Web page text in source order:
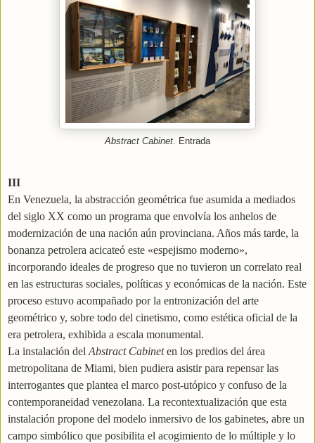
Abstract Cabinet. Entrada
III
En Venezuela, la abstracción geométrica fue asumida a mediados
del siglo XX como un programa que envolvía los anhelos de
modernización de una nación aún provinciana. Años más tarde, la
bonanza petrolera acicateó este «espejismo moderno»,
incorporando ideales de progreso que no tuvieron un correlato real
en las estructuras sociales, políticas y económicas de la nación. Este
proceso estuvo acompañado por la entronización del arte
geométrico y, sobre todo del cinetismo, como estética oficial de la
era petrolera, exhibida a escala monumental.
La instalación del Abstract Cabineten los predios del área
metropolitana de Miami, bien pudiera asistir para repensar las
interrogantes que plantea el marco post-utópico y confuso de la
contemporaneidad venezolana. La recontextualización que esta
instalación propone del modelo inmersivo de los gabinetes, abre un
campo simbólico que posibilita el acogimiento de lo múltiple y lo